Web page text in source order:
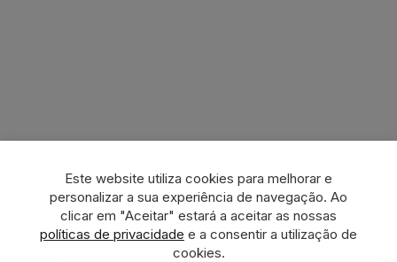
Este website utiliza cookies para melhorar e
personalizar a sua experiência de navegação. Ao
clicar em "Aceitar" estará a aceitar as nossas
políticas de privacidade e a consentir a utilização de
cookies.